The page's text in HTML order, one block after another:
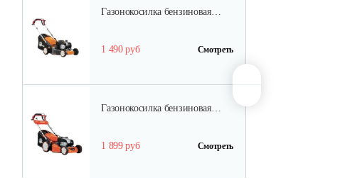
Газонокосилка бензиновая…
1 490 руб Смотреть
Газонокосилка бензиновая…
1 899 руб Смотреть